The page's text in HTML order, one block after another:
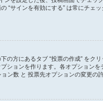
“サインを有効にする” は常にチ
方にあるタブ “投票の作成” をク
ョンを作ります。各オプション
ン数 と 投票先オプションの変更の